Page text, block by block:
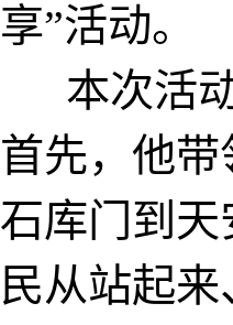
享”活动。
本次活动
首先，他
石库门到
民从站起